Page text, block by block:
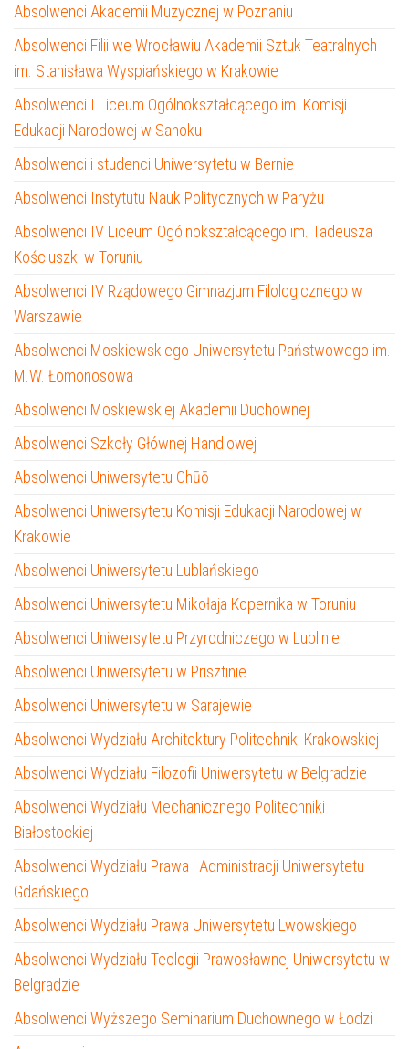
Absolwenci Akademii Muzycznej w Poznaniu
Absolwenci Filii we Wrocławiu Akademii Sztuk Teatralnych
im. Stanisława Wyspiańskiego w Krakowie
Absolwenci I Liceum Ogólnokształcącego im. Komisji
Edukacji Narodowej w Sanoku
Absolwenci i studenci Uniwersytetu w Bernie
Absolwenci Instytutu Nauk Politycznych w Paryżu
Absolwenci IV Liceum Ogólnokształcącego im. Tadeusza
Kościuszki w Toruniu
Absolwenci IV Rządowego Gimnazjum Filologicznego w
Warszawie
Absolwenci Moskiewskiego Uniwersytetu Państwowego im.
M.W. Łomonosowa
Absolwenci Moskiewskiej Akademii Duchownej
Absolwenci Szkoły Głównej Handlowej
Absolwenci Uniwersytetu Chūō
Absolwenci Uniwersytetu Komisji Edukacji Narodowej w
Krakowie
Absolwenci Uniwersytetu Lublańskiego
Absolwenci Uniwersytetu Mikołaja Kopernika w Toruniu
Absolwenci Uniwersytetu Przyrodniczego w Lublinie
Absolwenci Uniwersytetu w Prisztinie
Absolwenci Uniwersytetu w Sarajewie
Absolwenci Wydziału Architektury Politechniki Krakowskiej
Absolwenci Wydziału Filozofii Uniwersytetu w Belgradzie
Absolwenci Wydziału Mechanicznego Politechniki
Białostockiej
Absolwenci Wydziału Prawa i Administracji Uniwersytetu
Gdańskiego
Absolwenci Wydziału Prawa Uniwersytetu Lwowskiego
Absolwenci Wydziału Teologii Prawosławnej Uniwersytetu w
Belgradzie
Absolwenci Wyższego Seminarium Duchownego w Łodzi